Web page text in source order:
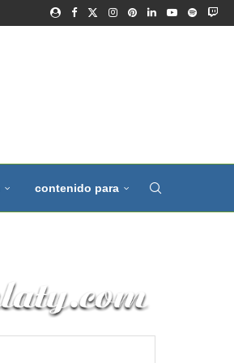
contenido para